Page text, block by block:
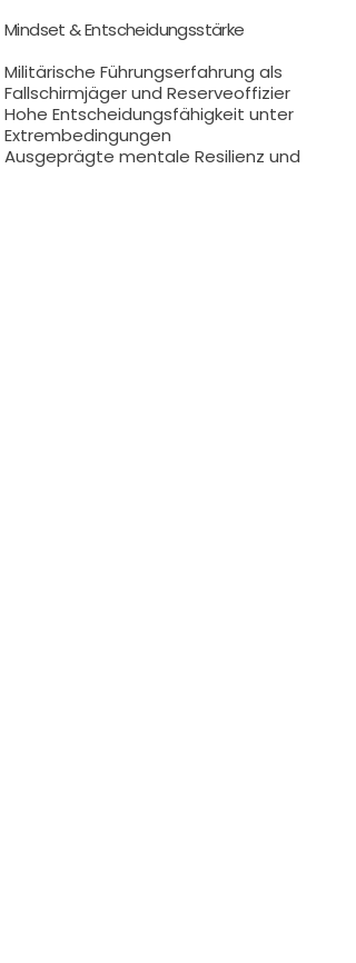
Mindset & Entscheidungsstärke
Militärische Führungserfahrung als
Fallschirmjäger und Reserveoffizier
Hohe Entscheidungsfähigkeit unter
Extrembedingungen
Ausgeprägte mentale Resilienz und